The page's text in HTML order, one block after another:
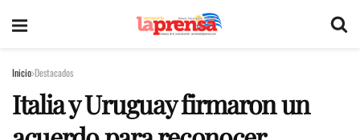
Inicio Destacados
Italia y Uruguay firmaron un